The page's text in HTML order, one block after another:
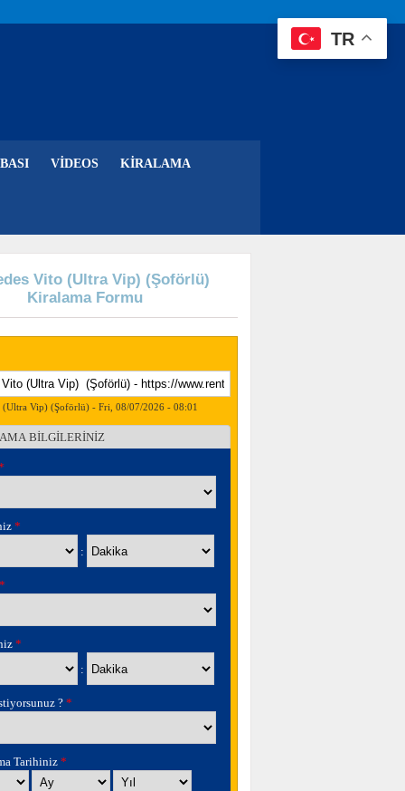
VIDEOS KIRALAMA
TR
Vito (Ultra Vip) (Şoförlü)
Kiralama Formu
(Ultra Vip) (Şoförlü) - Fri, 08/07/2026 - 08:01
BİLGİLERİNİZ
*
:
Dakika
*
*
:
Dakika
?*
Tarihiniz*
Ay Yıl